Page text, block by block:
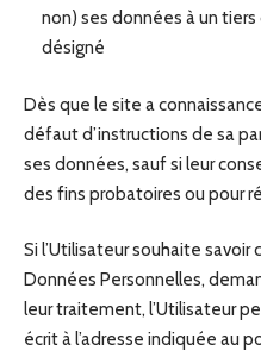
non) ses données à un
désigné
Dès que le site a
défaut d’instructions de sa
ses données, sauf si leur
des fins probatoires ou pour
Si l’Utilisateur souhaite
Données Personnelles,
leur traitement, l’Utilisateur
écrit à l’adresse indiquée au